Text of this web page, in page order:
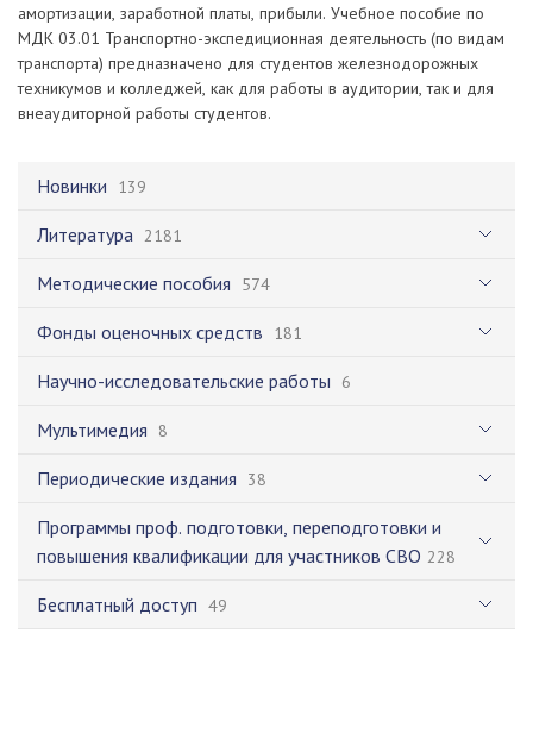
Новинки 139
Литература 2181
Методические пособия 574
Фонды оценочных средств 181
Научно-исследовательские работы 6
Мультимедия 8
Периодические издания 38
Программы проф. подготовки, переподготовки и
повышения квалификации для участников СВО 228
Бесплатный доступ 49
амортизации, заработной платы, прибыли. Учебное пособие по
МДК 03.01 Транспортно-экспедиционная деятельность (по видам
транспорта) предназначено для студентов железнодорожных
техникумов и колледжей, как для работы в аудитории, так и для
внеаудиторной работы студентов.